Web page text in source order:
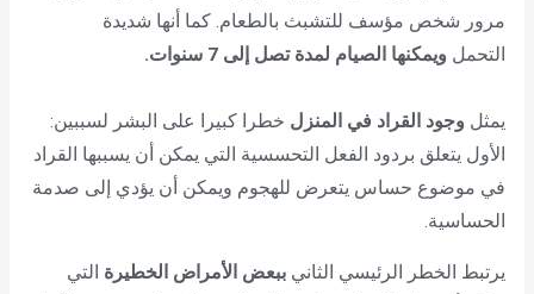
مرور شخص مؤسف للتشبث بالطعام. كما أنها شديدة
التحمل ويمكنها الصيام لمدة تصل إلى 7 سنوات.
يمثل وجود القراد في المنزل خطرا كبيرا على البشر لسببين:
الأول يتعلق بردود الفعل التحسسية التي يمكن أن يسببها القراد
في موضوع حساس يتعرض للهجوم ويمكن أن يؤدي إلى صدمة
الحساسية.
يرتبط الخطر الرئيسي الثاني ببعض الأمراض الخطيرة التي